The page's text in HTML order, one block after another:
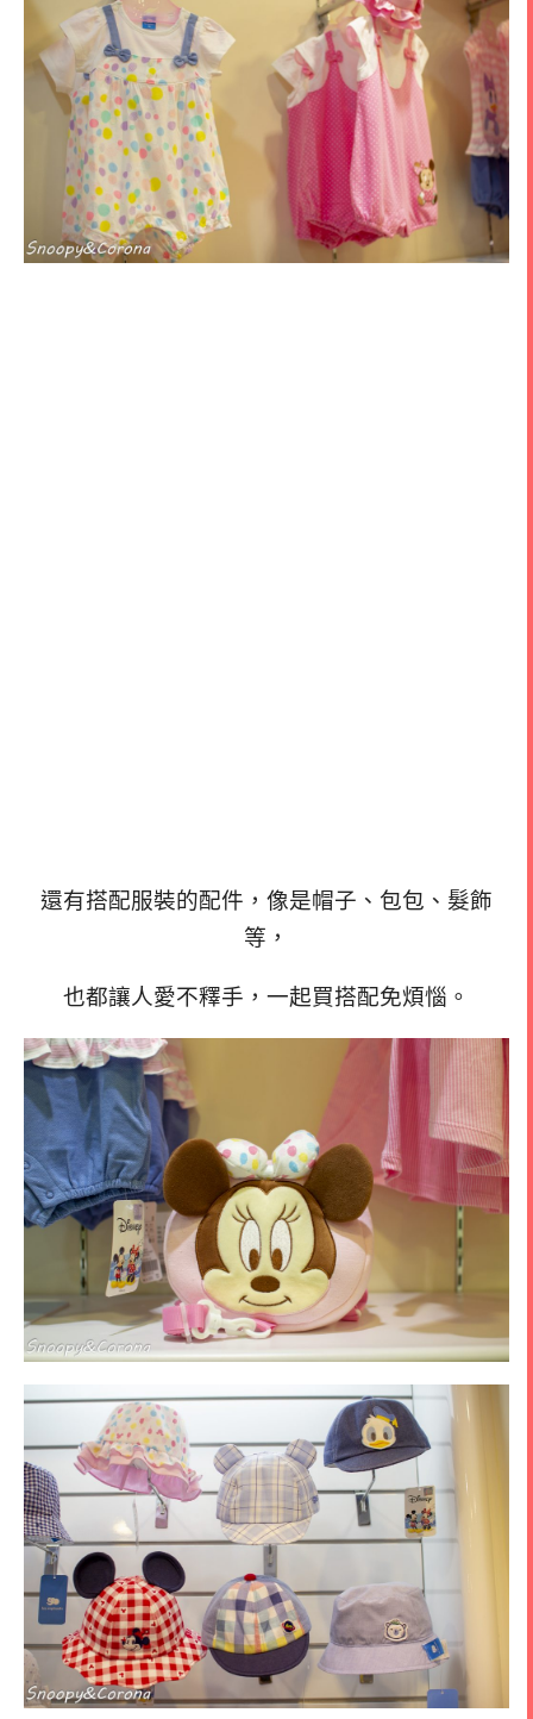
還有搭配服裝的配件，像是帽子、包包、髮飾
等，
也都讓人愛不釋手，一起買搭配免煩惱。